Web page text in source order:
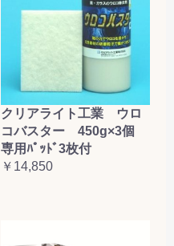
クリアライト工業 ウロ
コバスター 450g×3個
専用ﾊﾟｯﾄﾞ3枚付
￥14,850